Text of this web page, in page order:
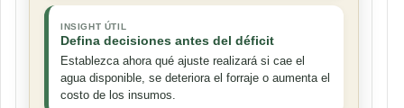
INSIGHT ÚTIL
Defina decisiones antes del déficit
Establezca ahora qué ajuste realizará si cae el
agua disponible, se deteriora el forraje o aumenta el
costo de los insumos.